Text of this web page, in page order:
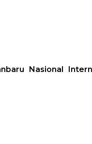
Nasional